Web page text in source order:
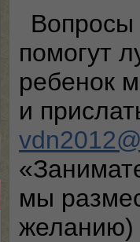
Вопросы
помогут
ребенок
и
мы
желанию)